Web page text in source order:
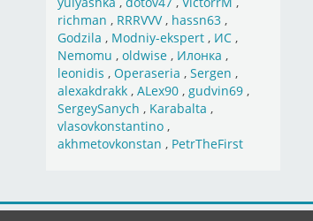
richman , RRRVVV, hassn63,
Godzila , Modniy-ekspert, ИС,
Nemomu , oldwise, Илонка ,
leonidis , Operaseria , Sergen ,
alexakdrakk, ALex90, gudvin69,
SergeySanych , Karabalta ,
vlasovkonstantino,
akhmetovkonstan , PetrTheFirst